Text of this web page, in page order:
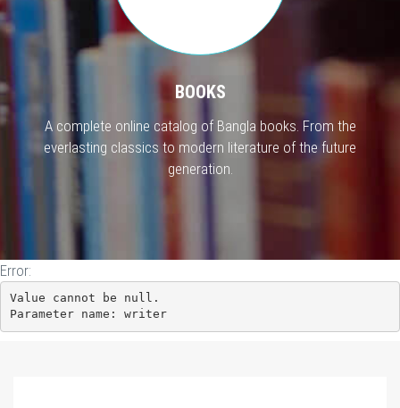
BOOKS
A complete online catalog of Bangla books. From the
everlasting classics to modern literature of the future
generation.
Error:
Value cannot be null.
Parameter name: writer